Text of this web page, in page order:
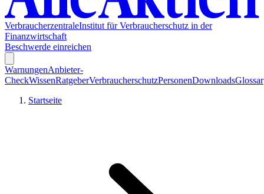
VerbraucherzentraleInstitut für Verbraucherschutz in der
Finanzwirtschaft
Beschwerde einreichen
WarnungenAnbieter-
CheckWissenRatgeberVerbraucherschutzPersonenDownloadsGlossar
Startseite